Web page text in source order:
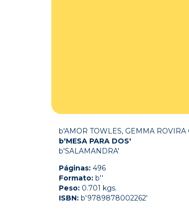
b'AMOR TOWLES, GEMMA ROVIRA
b'MESA PARA DOS'
b'SALAMANDRA'
Páginas: 496
Formato: b''
Peso: 0.701 kgs.
ISBN: b'9789878002262'